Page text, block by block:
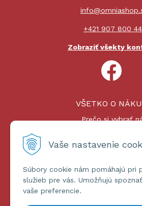
Vaše nastavenie
Súbory cookie nám pomáhajú pri
služieb pre vás. Umožňujú
vaše preferencie.
+421 907 800
Zobraziť všekty
VŠETKO O
Prečo si vybrať
Platby a
ĎALŠIE